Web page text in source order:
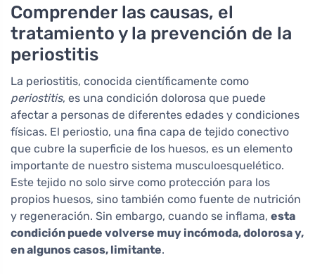
Comprender las causas, el
tratamiento y la prevención de la
periostitis
La periostitis, conocida científicamente como
periostitis, es una condición dolorosa que puede
afectar a personas de diferentes edades y condiciones
físicas. El periostio, una fina capa de tejido conectivo
que cubre la superficie de los huesos, es un elemento
importante de nuestro sistema musculoesquelético.
Este tejido no solo sirve como protección para los
propios huesos, sino también como fuente de nutrición
y regeneración. Sin embargo, cuando se inflama, esta
condición puede volverse muy incómoda, dolorosa y,
en algunos casos, limitante.